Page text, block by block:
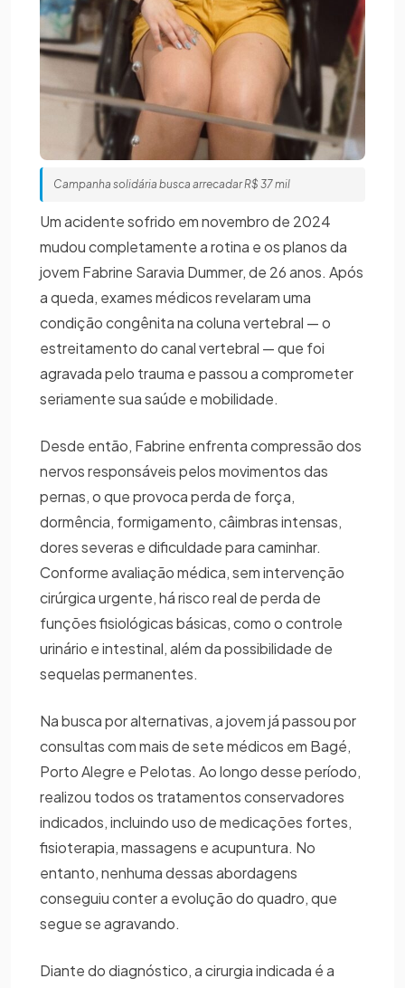
Campanha solidária busca arrecadar R$ 37 mil
Um acidente sofrido em novembro de 2024
mudou completamente a rotina e os planos da
jovem Fabrine Saravia Dummer, de 26 anos. Após
a queda, exames médicos revelaram uma
condição congênita na coluna vertebral — o
estreitamento do canal vertebral — que foi
agravada pelo trauma e passou a comprometer
seriamente sua saúde e mobilidade.
Desde então, Fabrine enfrenta compressão dos
nervos responsáveis pelos movimentos das
pernas, o que provoca perda de força,
dormência, formigamento, câimbras intensas,
dores severas e dificuldade para caminhar.
Conforme avaliação médica, sem intervenção
cirúrgica urgente, há risco real de perda de
funções fisiológicas básicas, como o controle
urinário e intestinal, além da possibilidade de
sequelas permanentes.
Na busca por alternativas, a jovem já passou por
consultas com mais de sete médicos em Bagé,
Porto Alegre e Pelotas. Ao longo desse período,
realizou todos os tratamentos conservadores
indicados, incluindo uso de medicações fortes,
fisioterapia, massagens e acupuntura. No
entanto, nenhuma dessas abordagens
conseguiu conter a evolução do quadro, que
segue se agravando.
Diante do diagnóstico, a cirurgia indicada é a